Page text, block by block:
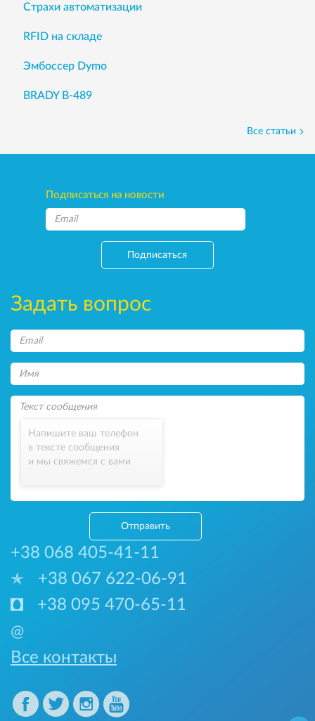
Страхи автоматизации
RFID на складе
Эмбоссер Dymo
BRADY B-489
Все статьи
Подписаться на новости
Подписаться
Задать вопрос
Напишите ваш телефон
в тексте сообщения
и мы свяжемся с вами
Отправить
+38 068 405-41-11
+38 067 622-06-91
+38 095 470-65-11
@
Все контакты